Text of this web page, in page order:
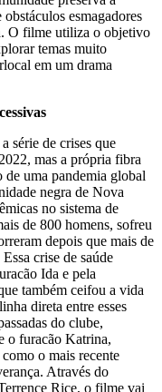
esmagadores
O filme utiliza o objetivo
temas muito
em um drama
série de crises que
mas a própria fibra
de uma pandemia global
negra de Nova
no sistema de
de 800 homens, sofreu
depois que mais de
crise de saúde
Ida e pela
também ceifou a vida
direta entre esses
do clube,
o furacão Katrina,
o mais recente
Através do
Rice, o filme vai